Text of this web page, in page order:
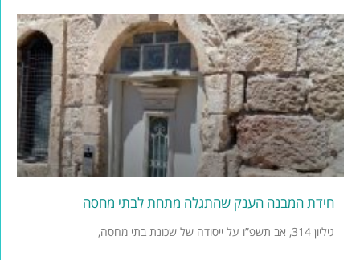
חידת המבנה הענק שהתגלה מתחת לבתי מחסה
גיליון 314, אב תשפ”ו על ייסודה של שכונת בתי מחסה,